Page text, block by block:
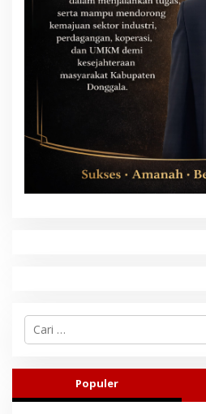
C
i
n
Populer